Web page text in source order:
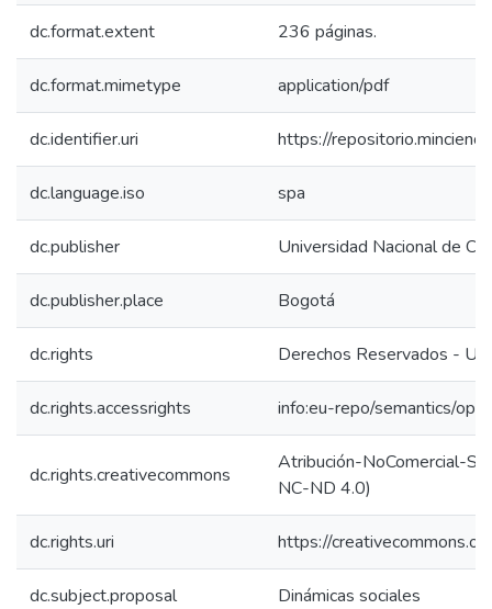
dc.format.extent 236 páginas.
dc.format.mimetype application/pdf
dc.identifier.uri https://
dc.language.iso spa
dc.publisher Universidad Nacional de
dc.publisher.place Bogotá
dc.rights Derechos Reservados -
dc.rights.accessrights info:eu-repo/semantics/
dc.rights.creativecommons
Atribución-NoComercial-
NC-ND 4.0)
dc.rights.uri https://
dc.subject.proposal Dinámicas sociales